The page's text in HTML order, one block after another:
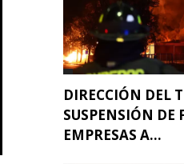
DIRECCIÓN DEL
SUSPENSIÓN DE
EMPRESAS A...